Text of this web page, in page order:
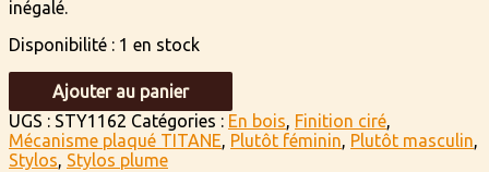
inégalé.
Disponibilité : 1 en stock
quantité
Plume
de
Buis
Ajouter au panier
UGS : STY1162 Catégories : En bois Finition ciré
Mécanisme plaqué TITANE Plutôt féminin Plutôt masculin
Stylos Stylos plume